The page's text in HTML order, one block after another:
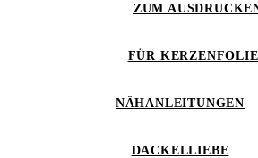
ZUM
FÜR
NÄHANLEITUNGEN
DACKELLIEBE